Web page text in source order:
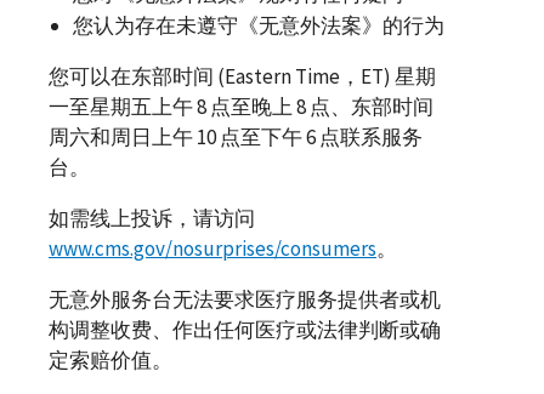
您认为存在未遵守《无意外法案》的行为
您可以在东部时间 (Eastern Time，ET) 星期
一至星期五上午 8 点至晚上 8 点、东部时间
周六和周日上午 10 点至下午 6 点联系服务
台。
如需线上投诉，请访问
www.cms.gov/nosurprises/consumers。
无意外服务台无法要求医疗服务提供者或机
构调整收费、作出任何医疗或法律判断或确
定索赔价值。